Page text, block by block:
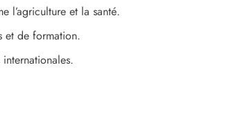
l’agriculture et la santé.
et de formation.